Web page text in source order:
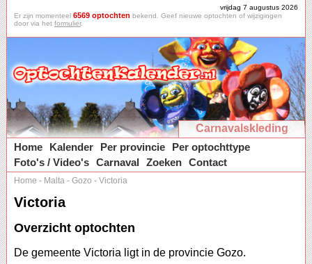
vrijdag 7 augustus 2026
Er zijn momenteel 6569 optochten bekend. Geef nieuwe optochten of wijzigingen
door via het formulier.
Carnavalskleding
Home
Kalender Per provincie
Per optochttype
Foto's / Video's Carnaval Zoeken Contact
Home - Malta - Gozo - Victoria
Victoria
Overzicht optochten
De gemeente Victoria ligt in de provincie Gozo.